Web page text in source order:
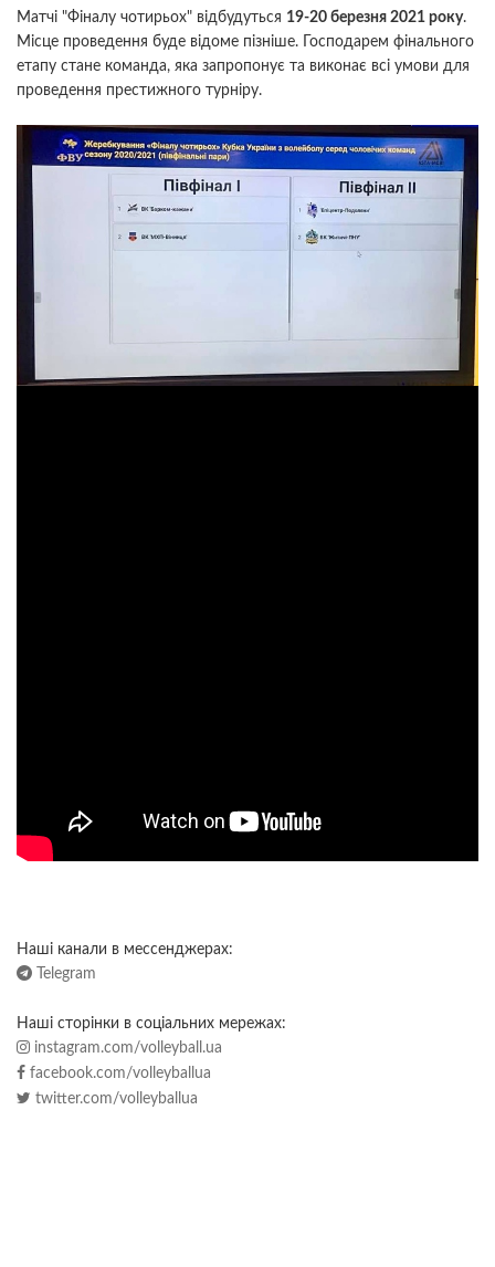
Матчі "Фіналу чотирьох" відбудуться 19-20 березня 2021 року.
Місце проведення буде відоме пізніше. Господарем фінального
етапу стане команда, яка запропонує та виконає всі умови для
проведення престижного турніру.
Наші канали в мессенджерах:
Telegram
Наші сторінки в соціальних мережах:
instagram.com/volleyball.ua
facebook.com/volleyballua
twitter.com/volleyballua